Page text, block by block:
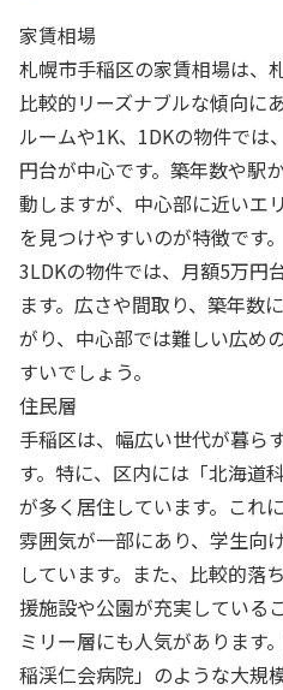
家賃相場
札幌市手稲区の家賃相場は、
比較的リーズナブルな傾向に
ルームや1K、1DKの物件では
円台が中心です。築年数や駅
動しますが、中心部に近いエ
を見つけやすいのが特徴です
3LDKの物件では、月額5万円
ます。広さや間取り、築年数
がり、中心部では難しい広め
すいでしょう。
住民層
手稲区は、幅広い世代が暮ら
す。特に、区内には「北海道
が多く居住しています。これ
雰囲気が一部にあり、学生向
しています。また、比較的落
援施設や公園が充実している
ミリー層にも人気があります
稲渓仁会病院」のような大規